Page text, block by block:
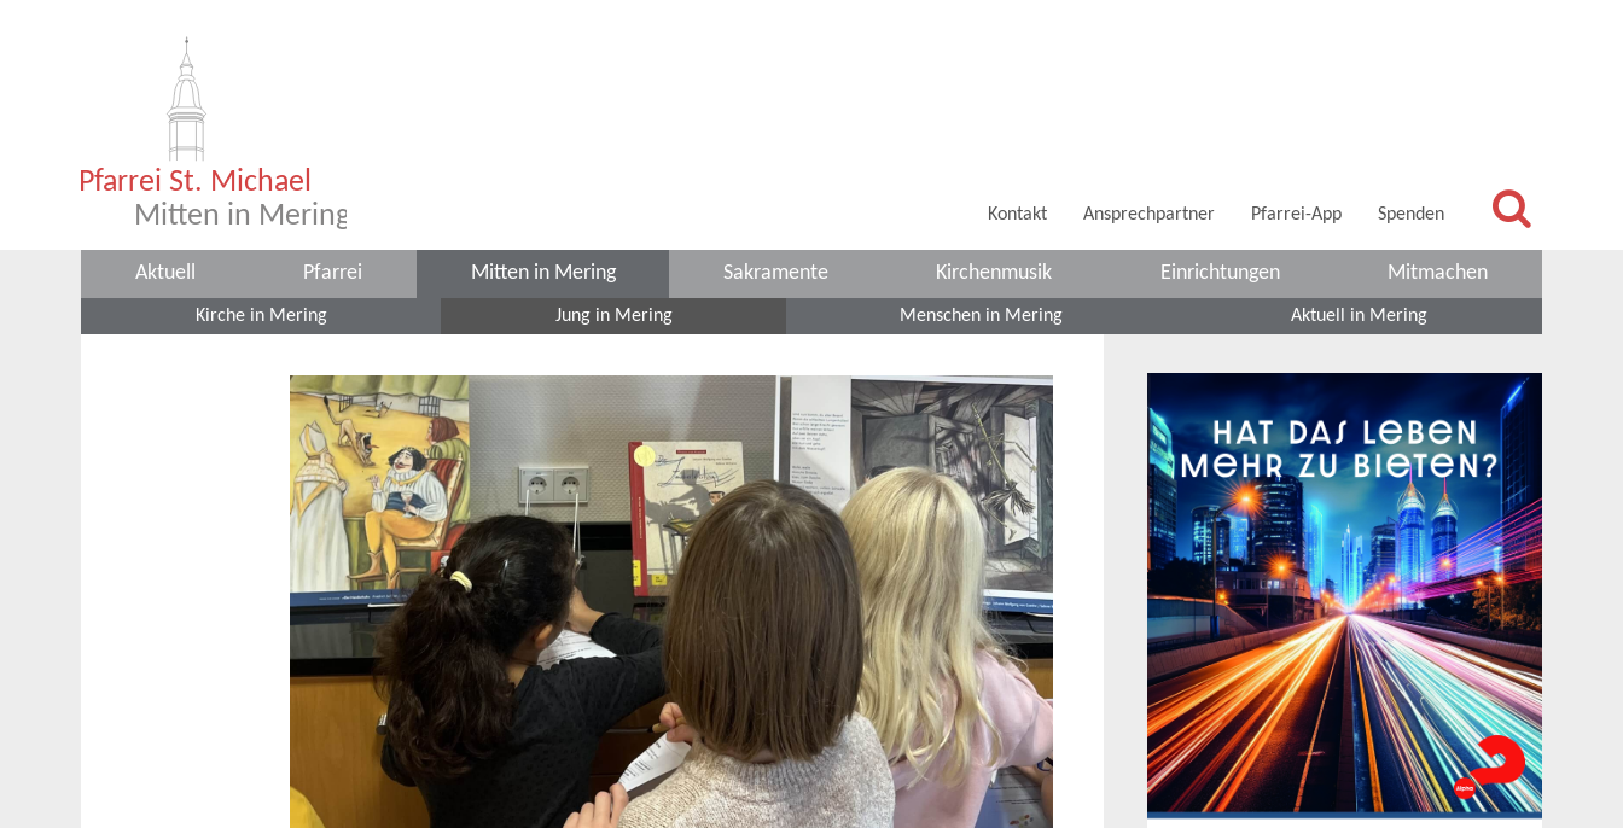
Kontakt Ansprechpartner Pfarrei-App Spenden
Aktuell Pfarrei Mitten in Mering Sakramente Kirchenmusik Einrichtungen Mitmachen
Kirche in Mering Jung in Mering Menschen in Mering Aktuell in Mering